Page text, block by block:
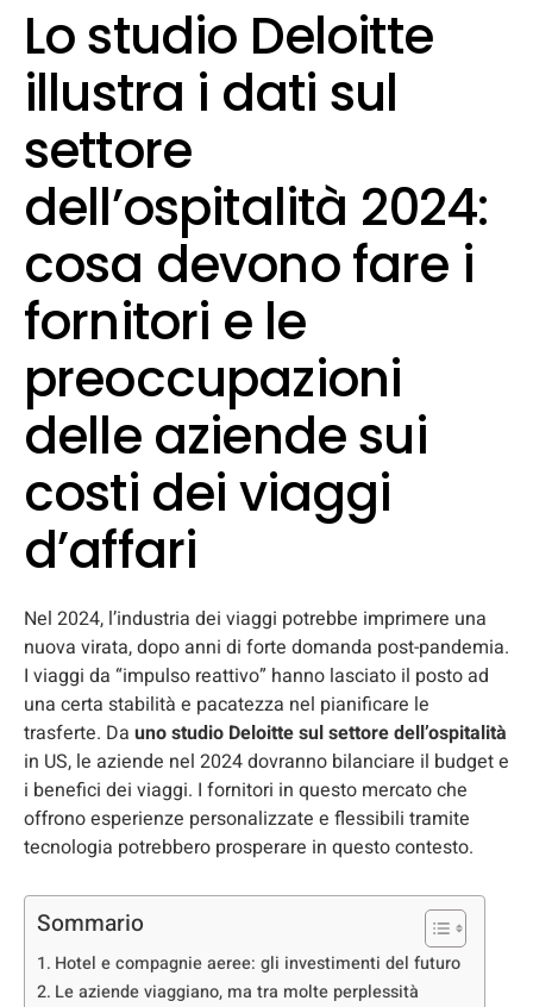
Lo studio Deloitte
illustra i dati sul
settore
dell’ospitalità 2024:
cosa devono fare i
fornitori e le
preoccupazioni
delle aziende sui
costi dei viaggi
d’affari
Nel 2024, l’industria dei viaggi potrebbe imprimere una
nuova virata, dopo anni di forte domanda post-pandemia.
I viaggi da “impulso reattivo” hanno lasciato il posto ad
una certa stabilità e pacatezza nel pianificare le
trasferte. Da uno studio Deloitte sul settore dell’ospitalità
in US, le aziende nel 2024 dovranno bilanciare il budget e
i benefici dei viaggi. I fornitori in questo mercato che
offrono esperienze personalizzate e flessibili tramite
tecnologia potrebbero prosperare in questo contesto.
Sommario
Hotel e compagnie aeree: gli investimenti del futuro
Le aziende viaggiano, ma tra molte perplessità